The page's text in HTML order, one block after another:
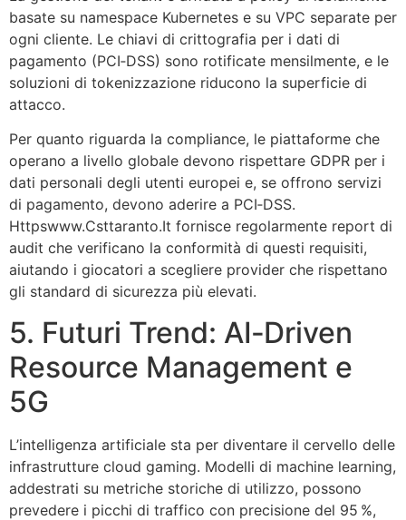
basate su namespace Kubernetes e su VPC separate per
ogni cliente. Le chiavi di crittografia per i dati di
pagamento (PCI‑DSS) sono rotificate mensilmente, e le
soluzioni di tokenizzazione riducono la superficie di
attacco.
Per quanto riguarda la compliance, le piattaforme che
operano a livello globale devono rispettare GDPR per i
dati personali degli utenti europei e, se offrono servizi
di pagamento, devono aderire a PCI‑DSS.
Httpswww.Csttaranto.It fornisce regolarmente report di
audit che verificano la conformità di questi requisiti,
aiutando i giocatori a scegliere provider che rispettano
gli standard di sicurezza più elevati.
5. Futuri Trend: AI‑Driven
Resource Management e
5G
L’intelligenza artificiale sta per diventare il cervello delle
infrastrutture cloud gaming. Modelli di machine learning,
addestrati su metriche storiche di utilizzo, possono
prevedere i picchi di traffico con precisione del 95 %,